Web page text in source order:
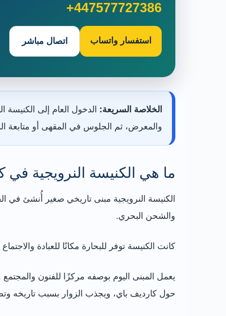
+447577727386
استفسار واتساب اتصال مباشر
الخلاصة السريعة:
والمعرض، ثم الجلوس في المقهى أو متابعة
ما هي الكنيسة النرويجية في
الكنيسة النرويجية مبنى تاريخي صغير أُنشئ في
والشحن البحري.
كانت الكنيسة توفر للبحارة مكانًا للعبادة
يعمل المبنى اليوم بوصفه مركزًا للفنون
حول كارديف باي، ويجذب الزوار بسبب تاريخه